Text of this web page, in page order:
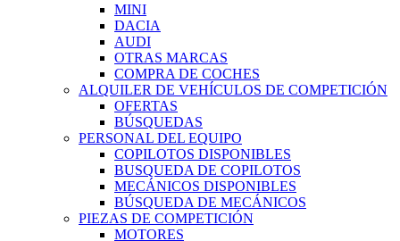
MINI
DACIA
AUDI
OTRAS MARCAS
COMPRA DE COCHES
ALQUILER DE VEHÍCULOS DE COMPETICIÓN
OFERTAS
BÚSQUEDAS
PERSONAL DEL EQUIPO
COPILOTOS DISPONIBLES
BUSQUEDA DE COPILOTOS
MECÁNICOS DISPONIBLES
BÚSQUEDA DE MECÁNICOS
PIEZAS DE COMPETICIÓN
MOTORES